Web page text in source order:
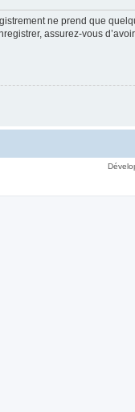
ne prend que
assurez-vous